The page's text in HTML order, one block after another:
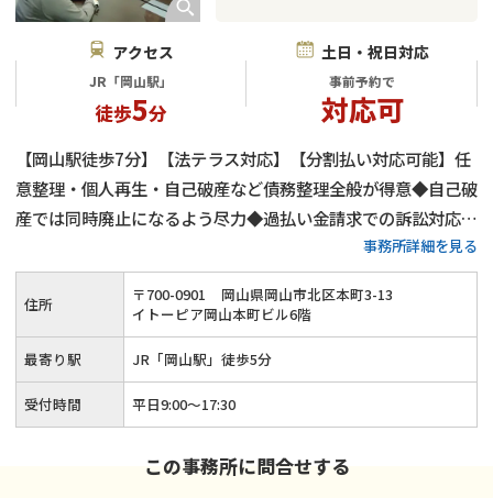
アクセス
JR「岡山駅」
徒歩5分
土日・祝日対応
事前予約で
対応可
【岡山駅徒歩7分】【法テラス対応】【分割払い対応可能】任
意整理・個人再生・自己破産など債務整理全般が得意◆自己破
産では同時廃止になるよう尽力◆過払い金請求での訴訟対応も
可能◆電話・メール・オンラインでの相談も受付中◆依頼者様
の借金問題を迅速に解決できるようにしっかりとサポートさせ
ていただきます。
事務所詳細を見る
住所 〒700-0901
岡山県岡山市北区本町3-13
イトーピア岡山本町ビル6階
最寄り駅 JR「岡山駅」徒歩5分
受付時間 平日9:00～17:30
この事務所に問合せする